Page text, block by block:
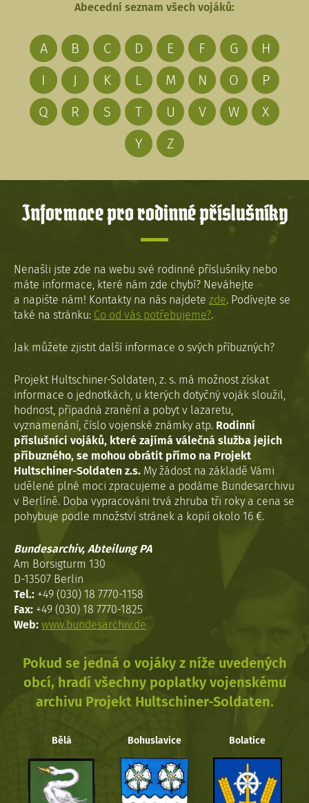
Abecední seznam všech vojáků:
A B C D E F G
H
I
J K L M N O
P
Q
R S T U V W
X
Y
Z
Informace pro rodinné příslušníky
Nenašli jste zde na webu své rodinné příslušníky nebo
máte informace, které nám zde chybí? Neváhejte
a napište nám! Kontakty na nás najdete zde. Podívejte se
také na stránku: Co od vás potřebujeme?.
Jak můžete zjistit další informace o svých příbuzných?
Projekt Hultschiner-Soldaten, z. s. má možnost získat
informace o jednotkách, u kterých dotyčný voják sloužil,
hodnost, případná zranění a pobyt v lazaretu,
vyznamenání, číslo vojenské známky atp. Rodinní
příslušníci vojáků, které zajímá válečná služba jejich
příbuzného, se mohou obrátit přímo na Projekt
Hultschiner-Soldaten z.s. My žádost na základě Vámi
udělené plné moci zpracujeme a podáme Bundesarchivu
v Berlíně. Doba vypracováni trvá zhruba tři roky a cena se
pohybuje podle množství stránek a kopií okolo 16 €.
Bundesarchiv, Abteilung PA
Am Borsigturm 130
D-13507 Berlin
Tel.: +49 (030) 18 7770-1158
Fax: +49 (030) 18 7770-1825
Web: www.bundesarchiv.de
Pokud se jedná o vojáky z níže uvedených
obcí, hradí všechny poplatky vojenskému
archivu Projekt Hultschiner-Soldaten.
Bělá Bohuslavice Bolatice